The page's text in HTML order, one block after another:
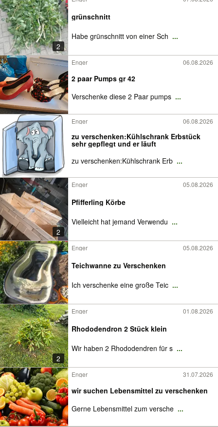
2
grünschnitt
Habe grünschnitt von einer Sch ...
Enger 06.08.2026
2 paar Pumps gr 42
Verschenke diese 2 Paar pumps ...
Enger 06.08.2026
zu verschenken:Kühlschrank Erbstück
sehr gepflegt und er läuft
zu verschenken:Kühlschrank Erb ...
2
Enger 05.08.2026
Pfifferling Körbe
Vielleicht hat jemand Verwendu ...
Enger 05.08.2026
Teichwanne zu Verschenken
Ich verschenke eine große Teic ...
2
Enger 01.08.2026
Rhododendron 2 Stück klein
Wir haben 2 Rhododendren für s ...
Enger 31.07.2026
wir suchen Lebensmittel zu verschenken
Gerne Lebensmittel zum versche ...